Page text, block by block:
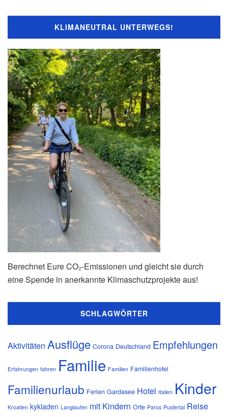
KLIMANEUTRAL UNTERWEGS!
Berechnet Eure CO₂-Emissionen und gleicht sie durch
eine Spende in anerkannte Klimaschutzprojekte aus!
SCHLAGWÖRTER
Aktivitäten Ausflüge Corona Deutschland Empfehlungen
Erfahrungen fahren Familie Familien Familienhotel
Familienurlaub Ferien Gardasee Hotel Italien Kinder
Kroatien kykladen Langlaufen mit Kindern Orte Paros Pustertal Reise